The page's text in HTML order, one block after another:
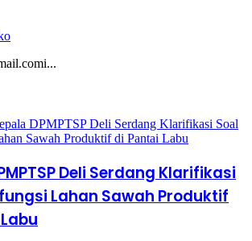
Deli Serdang Klarifikasi
Lahan Sawah Produktif